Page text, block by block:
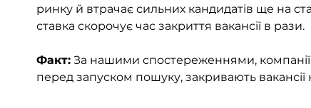
ринку й втрачає сильних кандидатів ще на
ставка скорочує час закриття вакансії в рази.
Факт: За нашими спостереженнями,
перед запуском пошуку, закривають